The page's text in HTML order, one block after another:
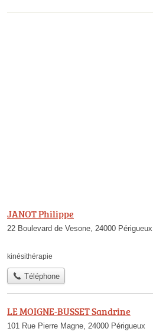
JANOT Philippe
22 Boulevard de Vesone, 24000 Périgueux
kinésithérapie
Téléphone
LE MOIGNE-BUSSET Sandrine
101 Rue Pierre Magne, 24000 Périgueux